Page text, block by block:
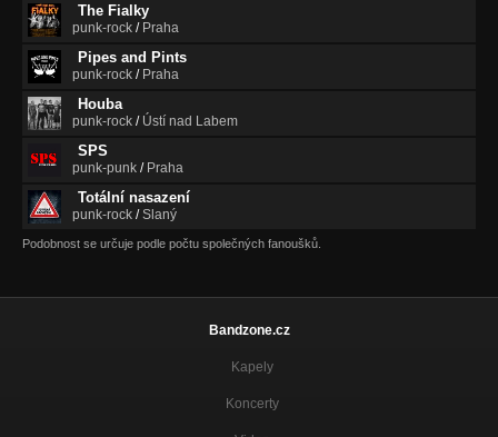
The Fialky
punk-rock / Praha
Pipes and Pints
punk-rock / Praha
Houba
punk-rock / Ústí nad Labem
SPS
punk-punk / Praha
Totální nasazení
punk-rock /Slaný
Podobnost se určuje podle počtu společných fanoušků.
Bandzone.cz
Kapely
Koncerty